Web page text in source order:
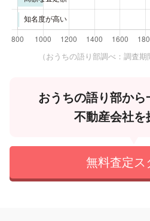
（おうちの語り部調べ：調査
おうちの語り部から
不動産会社を
無料査定ス